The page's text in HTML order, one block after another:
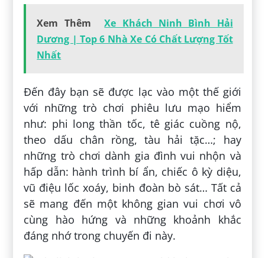
Xem Thêm
Xe Khách Ninh Bình Hải
Dương | Top 6 Nhà Xe Có Chất Lượng Tốt
Nhất
Đến đây bạn sẽ được lạc vào một thế giới
với những trò chơi phiêu lưu mạo hiểm
như: phi long thần tốc, tê giác cuồng nộ,
theo dấu chân rồng, tàu hải tặc…; hay
những trò chơi dành gia đình vui nhộn và
hấp dẫn: hành trình bí ẩn, chiếc ô kỳ diệu,
vũ điệu lốc xoáy, binh đoàn bò sát… Tất cả
sẽ mang đến một không gian vui chơi vô
cùng hào hứng và những khoảnh khắc
đáng nhớ trong chuyến đi này.